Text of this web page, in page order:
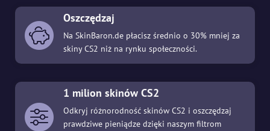
Oszczędzaj
Na SkinBaron.de płacisz średnio o 30% mniej za
skiny CS2 niż na rynku społeczności.
1 milion skinów CS2
Odkryj różnorodność skinów CS2 i oszczędzaj
prawdziwe pieniądze dzięki naszym filtrom